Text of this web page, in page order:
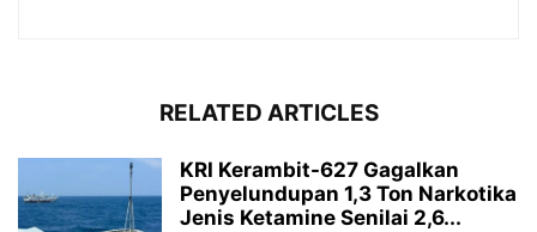
RELATED ARTICLES
KRI Kerambit-627 Gagalkan
Penyelundupan 1,3 Ton Narkotika
Jenis Ketamine Senilai 2,6...